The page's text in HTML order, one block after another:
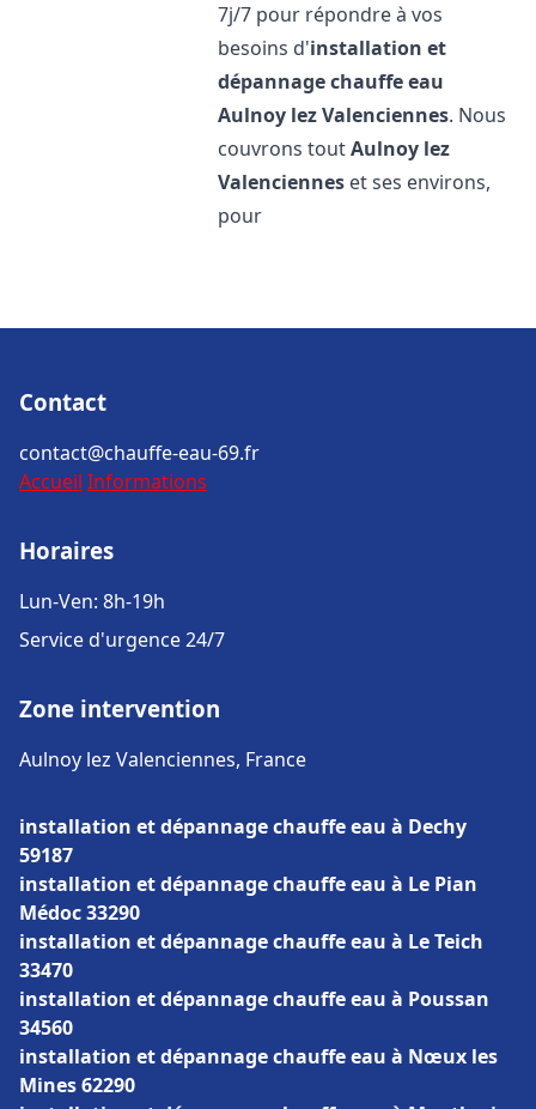
7j/7 pour répondre à vos
besoins d'installation et
dépannage chauffe eau
Aulnoy lez Valenciennes. Nous
couvrons toutAulnoy lez
Valenciennes et ses environs,
pour
Contact
contact@chauffe-eau-69.fr
Accueil Informations
Horaires
Lun-Ven: 8h-19h
Service d'urgence 24/7
Zone intervention
Aulnoy lez Valenciennes, France
installation et dépannage chauffe eau à Dechy
59187
installation et dépannage chauffe eau à Le Pian
Médoc 33290
installation et dépannage chauffe eau à Le Teich
33470
installation et dépannage chauffe eau à Poussan
34560
installation et dépannage chauffe eau à Nœux les
Mines 62290